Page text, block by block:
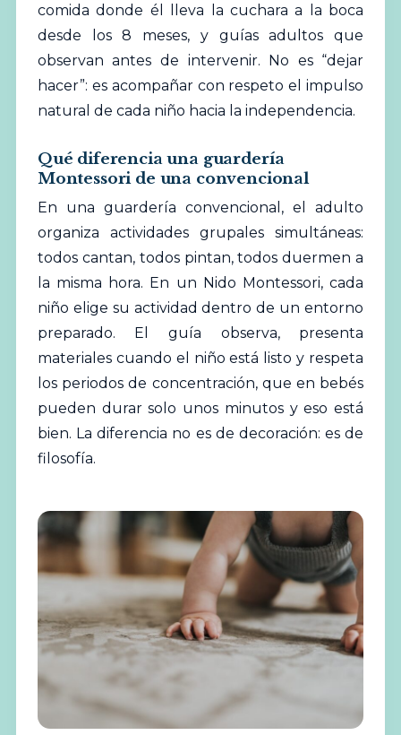
comida donde él lleva la cuchara a la boca
desde los 8 meses, y guías adultos que
observan antes de intervenir. No es “dejar
hacer”: es acompañar con respeto el impulso
natural de cada niño hacia la independencia.
Qué diferencia una guardería
Montessori de una convencional
En una guardería convencional, el adulto
organiza actividades grupales simultáneas:
todos cantan, todos pintan, todos duermen a
la misma hora. En un Nido Montessori, cada
niño elige su actividad dentro de un entorno
preparado. El guía observa, presenta
materiales cuando el niño está listo y respeta
los periodos de concentración, que en bebés
pueden durar solo unos minutos y eso está
bien. La diferencia no es de decoración: es de
filosofía.